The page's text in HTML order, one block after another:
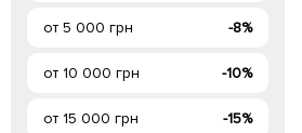
от 5 000 грн -8%
от 10 000 грн -10%
от 15 000 грн -15%